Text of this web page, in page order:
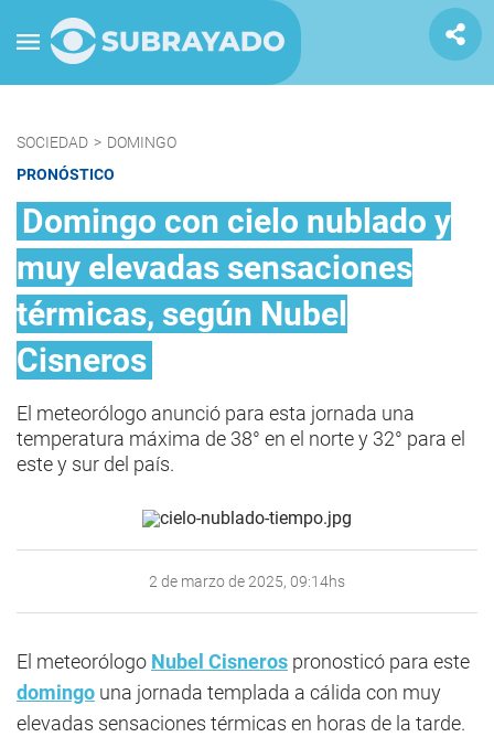
SOCIEDAD > DOMINGO
PRONÓSTICO
Domingo con cielo nublado y
muy elevadas sensaciones
térmicas, según Nubel
Cisneros
El meteorólogo anunció para esta jornada una
temperatura máxima de 38° en el norte y 32° para el
este y sur del país.
2 de marzo de 2025, 09:14hs
El meteorólogo Nubel Cisneros pronosticó para este
domingo una jornada templada a cálida con muy
elevadas sensaciones térmicas en horas de la tarde.